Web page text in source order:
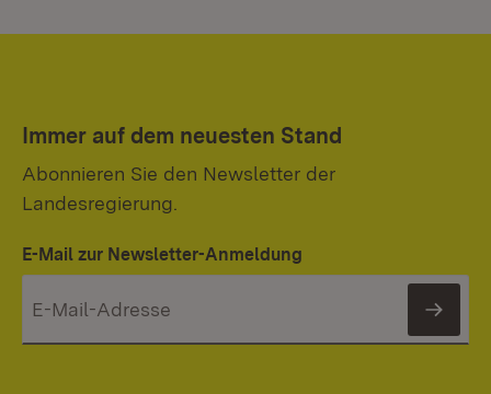
Immer auf dem neuesten Stand
Abonnieren Sie den Newsletter der
Landesregierung.
E-Mail zur Newsletter-Anmeldung